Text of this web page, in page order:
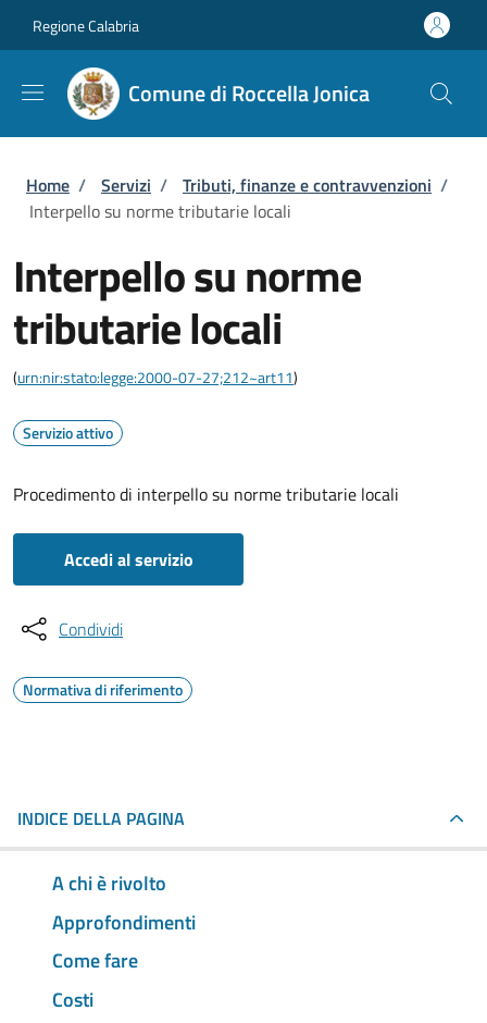
Regione Calabria
Comune di Roccella Jonica
Briciole di pane
Home / Servizi / Tributi, finanze e contravvenzioni /
Interpello su norme tributarie locali
Interpello su norme
tributarie locali
(urn:nir:stato:legge:2000-07-27;212~art11)
Servizio attivo
Procedimento di interpello su norme tributarie locali
Accedi al servizio
Condividi
Normativa di riferimento
INDICE DELLA PAGINA
A chi è rivolto
Approfondimenti
Come fare
Costi